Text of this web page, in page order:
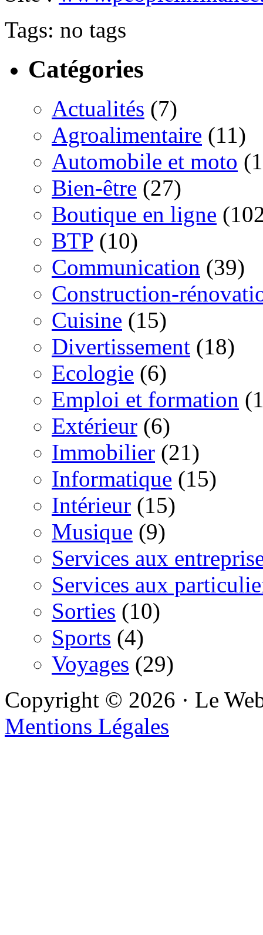
Tags: no tags
Catégories
Actualités (7)
Agroalimentaire (11)
Automobile et moto
Bien-être (27)
Boutique en ligne
BTP (10)
Communication (39)
Construction-
Cuisine (15)
Divertissement (18)
Ecologie (6)
Emploi et formation
Extérieur (6)
Immobilier (21)
Informatique (15)
Intérieur (15)
Musique (9)
Services aux
Services aux
Sorties (10)
Sports (4)
Voyages (29)
Copyright © 2026 · Le
Mentions Légales